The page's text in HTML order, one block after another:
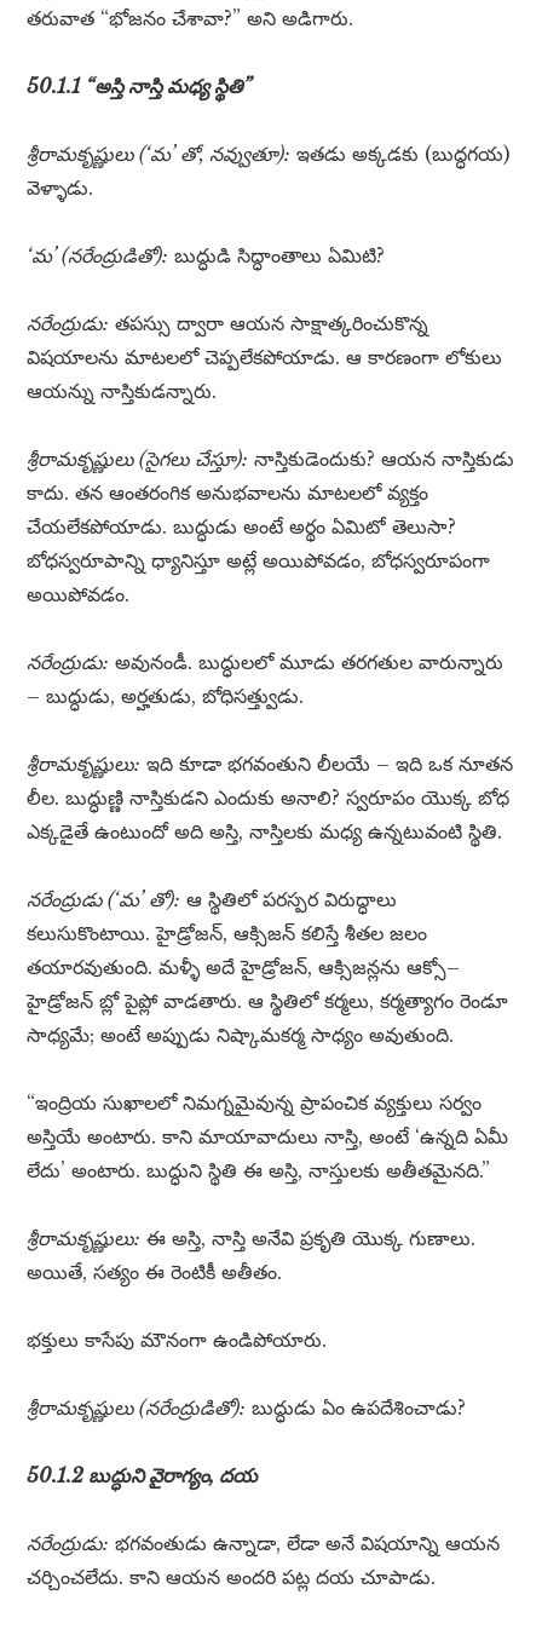
తరువాత “భోజనం చేశావా?” అని అడిగారు.
50.1.1 “అస్తి నాస్తి మధ్య స్థితి”
శ్రీరామకృష్ణులు (‘మ’ తో, నవ్వుతూ): ఇతడు అక్కడకు (బుద్ధగయ)
వెళ్ళాడు.
‘మ’ (నరేంద్రుడితో): బుద్ధుడి సిద్ధాంతాలు ఏమిటి?
నరేంద్రుడు: తపస్సు ద్వారా ఆయన సాక్షాత్కరించుకొన్న
విషయాలను మాటలలో చెప్పలేకపోయాడు. ఆ కారణంగా లోకులు
ఆయన్ను నాస్తికుడన్నారు.
శ్రీరామకృష్ణులు (సైగలు చేస్తూ): నాస్తికుడెందుకు? ఆయన నాస్తికుడు
కాదు. తన ఆంతరంగిక అనుభవాలను మాటలలో వ్యక్తం
చేయలేకపోయాడు. బుద్ధుడు అంటే అర్థం ఏమిటో తెలుసా?
బోధస్వరూపాన్ని ధ్యానిస్తూ అట్లే అయిపోవడం, బోధస్వరూపంగా
అయిపోవడం.
నరేంద్రుడు: అవునండీ. బుద్ధులలో మూడు తరగతుల వారున్నారు
– బుద్ధుడు, అర్హతుడు, బోధిసత్త్వుడు.
శ్రీరామకృష్ణులు: ఇది కూడా భగవంతుని లీలయే – ఇది ఒక నూతన
లీల. బుద్ధుణ్ణి నాస్తికుడని ఎందుకు అనాలి? స్వరూపం యొక్క బోధ
ఎక్కడైతే ఉంటుందో అది అస్తి, నాస్తిలకు మధ్య ఉన్నటువంటి స్థితి.
నరేంద్రుడు (‘మ’ తో): ఆ స్థితిలో పరస్పర విరుద్ధాలు
కలుసుకొంటాయి. హైడ్రోజన్, ఆక్సిజన్ కలిస్తే శీతల జలం
తయారవుతుంది. మళ్ళీ అదే హైడ్రోజన్, ఆక్సిజన్లను ఆక్సో–
హైడ్రోజన్ బ్లో పైప్లో వాడతారు. ఆ స్థితిలో కర్మలు, కర్మత్యాగం రెండూ
సాధ్యమే; అంటే అప్పుడు నిష్కామకర్మ సాధ్యం అవుతుంది.
“ఇంద్రియ సుఖాలలో నిమగ్నమైవున్న ప్రాపంచిక వ్యక్తులు సర్వం
అస్తియే అంటారు. కాని మాయావాదులు నాస్తి, అంటే ‘ఉన్నది ఏమీ
లేదు’ అంటారు. బుద్ధుని స్థితి ఈ అస్తి, నాస్తులకు అతీతమైనది.”
శ్రీరామకృష్ణులు: ఈ అస్తి, నాస్తి అనేవి ప్రకృతి యొక్క గుణాలు.
అయితే, సత్యం ఈ రెంటికీ అతీతం.
భక్తులు కాసేపు మౌనంగా ఉండిపోయారు.
శ్రీరామకృష్ణులు (నరేంద్రుడితో): బుద్ధుడు ఏం ఉపదేశించాడు?
50.1.2 బుద్ధుని వైరాగ్యం, దయ
నరేంద్రుడు: భగవంతుడు ఉన్నాడా, లేడా అనే విషయాన్ని ఆయన
చర్చించలేదు. కాని ఆయన అందరి పట్ల దయ చూపాడు.